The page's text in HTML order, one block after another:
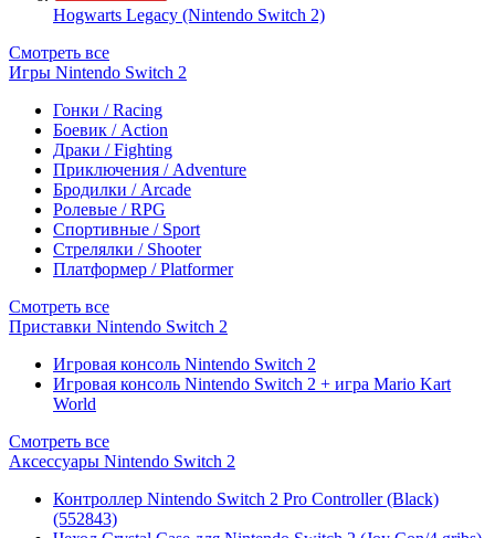
Hogwarts Legacy (Nintendo Switch 2)
Смотреть все
Игры Nintendo Switch 2
Гонки / Racing
Боевик / Action
Драки / Fighting
Приключения / Adventure
Бродилки / Arcade
Ролевые / RPG
Спортивные / Sport
Стрелялки / Shooter
Платформер / Platformer
Смотреть все
Приставки Nintendo Switch 2
Игровая консоль Nintendo Switch 2
Игровая консоль Nintendo Switch 2 + игра Mario Kart
World
Смотреть все
Аксессуары Nintendo Switch 2
Контроллер Nintendo Switch 2 Pro Controller (Black)
(552843)